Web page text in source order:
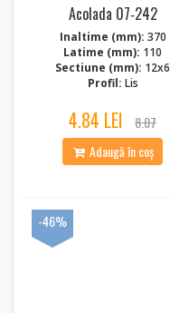
Acolada 07‑242
Inaltime (mm): 370
Latime (mm): 110
Sectiune (mm): 12x6
Profil: Lis
4.84 LEI 8.07
Adaugă în coș
-46%